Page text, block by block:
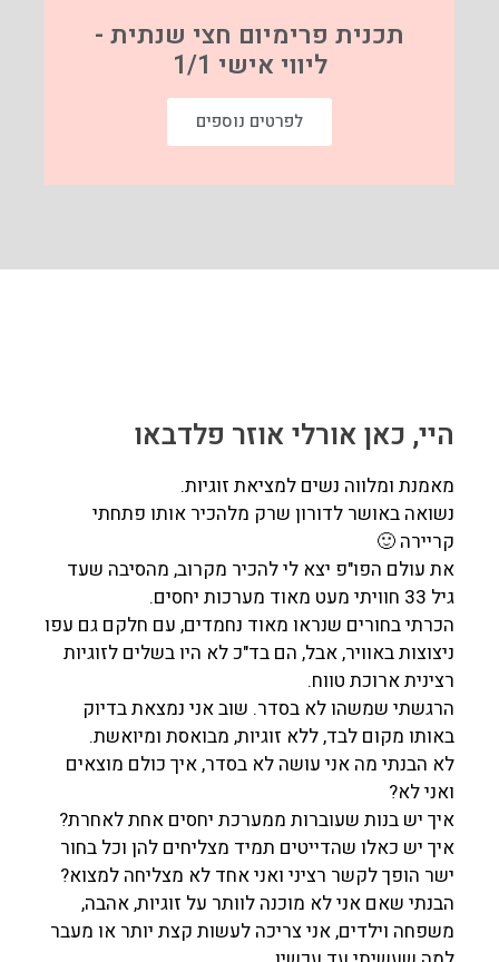
תכנית פרימיום חצי שנתית -
ליווי אישי 1/1
לפרטים נוספים
היי, כאן אורלי אוזר פלדבאו
מאמנת ומלווה נשים למציאת זוגיות.
נשואה באושר לדורון שרק מלהכיר אותו פתחתי
קריירה 🙂
את עולם הפו"פ יצא לי להכיר מקרוב, מהסיבה שעד
גיל 33 חוויתי מעט מאוד מערכות יחסים.
הכרתי בחורים שנראו מאוד נחמדים, עם חלקם גם עפו
ניצוצות באוויר, אבל, הם בד"כ לא היו בשלים לזוגיות
רצינית ארוכת טווח.
הרגשתי שמשהו לא בסדר. שוב אני נמצאת בדיוק
באותו מקום לבד, ללא זוגיות, מבואסת ומיואשת.
לא הבנתי מה אני עושה לא בסדר, איך כולם מוצאים
ואני לא?
איך יש בנות שעוברות ממערכת יחסים אחת לאחרת?
איך יש כאלו שהדייטים תמיד מצליחים להן וכל בחור
ישר הופך לקשר רציני ואני אחד לא מצליחה למצוא?
הבנתי שאם אני לא מוכנה לוותר על זוגיות, אהבה,
משפחה וילדים, אני צריכה לעשות קצת יותר או מעבר